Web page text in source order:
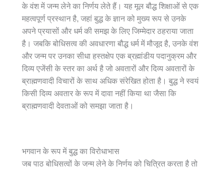
के वंश में जन्म लेने का निर्णय लेते हैं। यह मूल बौद्ध शिक्षाओं से एक
महत्वपूर्ण प्रस्थान है, जहां बुद्ध के ज्ञान को मुख्य रूप से उनके
अपने प्रयासों और धर्म की समझ के लिए जिम्मेदार ठहराया जाता
है। जबकि बोधिसत्व की अवधारणा बौद्ध धर्म में मौजूद है, उनके वंश
और जन्म पर उनका सीधा हस्तक्षेप एक ब्रह्मांडीय पदानुक्रम और
दिव्य एजेंसी के स्तर का अर्थ है जो अवतारों और दिव्य अवतारों के
ब्राह्मणवादी विचारों के साथ अधिक संरेखित होता है। बुद्ध ने स्वयं
किसी दिव्य अवतार के रूप में दावा नहीं किया था जैसा कि
ब्राह्मणवादी देवताओं को समझा जाता है।
भगवान के रूप में बुद्ध का विरोधाभास
जब पाठ बोधिसत्वों के जन्म लेने के निर्णय को चित्रित करता है तो